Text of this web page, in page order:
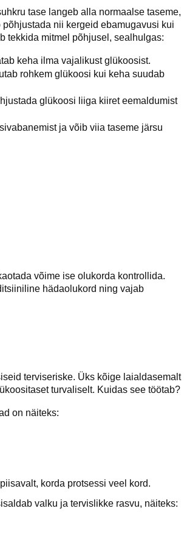
tase langeb alla normaalse taseme,
nii kergeid ebamugavusi kui
tekkida mitmel põhjusel, sealhulgas:
keha ilma vajalikust glükoosist.
rohkem glükoosi kui keha suudab
glükoosi liiga kiiret eemaldumist
ja võib viia taseme järsu
võime ise olukorda kontrollida.
hädaolukord ning vajab
terviseriske. Üks kõige laialdasemalt
turvaliselt. Kuidas see töötab?
on näiteks:
korda protsessi veel kord.
valku ja tervislikke rasvu, näiteks: